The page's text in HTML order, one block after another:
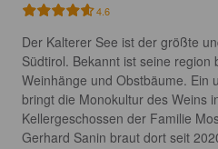
4.6
Der Kalterer See ist der größte
Südtirol. Bekannt ist seine region
Weinhänge und Obstbäume. Ein
bringt die Monokultur des Weins
Kellergeschossen der Familie
Gerhard Sanin braut dort seit